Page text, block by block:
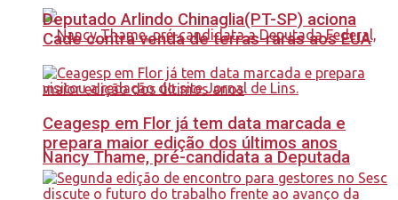
Nancy Thame, pré-candidata a Deputada
Deputado Arlindo Chinaglia(PT-SP) aciona
Cade contra venda de terras-raras aos EUA
Ceagesp em Flor já tem data marcada e
prepara maior edição dos últimos anos